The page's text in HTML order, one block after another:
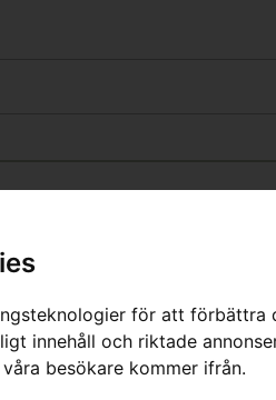
för att förbättra
innehåll och riktade
besökare kommer ifrån.